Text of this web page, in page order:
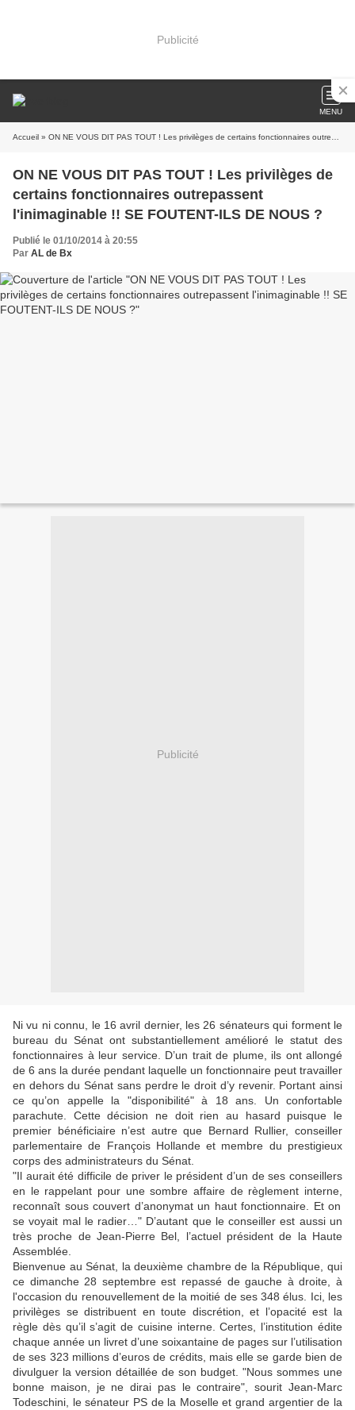
Publicité
MENU
Accueil » ON NE VOUS DIT PAS TOUT ! Les privilèges de certains fonctionnaires outrepassent l'inimaginable !! SE FOUTENT-ILS DE NOUS ?
ON NE VOUS DIT PAS TOUT ! Les privilèges de
certains fonctionnaires outrepassent
l'inimaginable !! SE FOUTENT-ILS DE NOUS ?
Publié le 01/10/2014 à 20:55
Par AL de Bx
Publicité
Ni vu ni connu, le 16 avril dernier, les 26 sénateurs qui forment le
bureau du Sénat ont substantiellement amélioré le statut des
fonctionnaires à leur service. D’un trait de plume, ils ont allongé
de 6 ans la durée pendant laquelle un fonctionnaire peut travailler
en dehors du Sénat sans perdre le droit d’y revenir. Portant ainsi
ce qu’on appelle la "disponibilité" à 18 ans. Un confortable
parachute. Cette décision ne doit rien au hasard puisque le
premier bénéficiaire n’est autre que Bernard Rullier, conseiller
parlementaire de François Hollande et membre du prestigieux
corps des administrateurs du Sénat.
"Il aurait été difficile de priver le président d’un de ses conseillers
en le rappelant pour une sombre affaire de règlement interne,
reconnaît sous couvert d’anonymat un haut fonctionnaire. Et on
se voyait mal le radier…" D’autant que le conseiller est aussi un
très proche de Jean-Pierre Bel, l’actuel président de la Haute
Assemblée.
Bienvenue au Sénat, la deuxième chambre de la République, qui
ce dimanche 28 septembre est repassé de gauche à droite, à
l'occasion du renouvellement de la moitié de ses 348 élus. Ici, les
privilèges se distribuent en toute discrétion, et l’opacité est la
règle dès qu’il s’agit de cuisine interne. Certes, l’institution édite
chaque année un livret d’une soixantaine de pages sur l’utilisation
de ses 323 millions d’euros de crédits, mais elle se garde bien de
divulguer la version détaillée de son budget. "Nous sommes une
bonne maison, je ne dirai pas le contraire" , sourit Jean-Marc
Todeschini, le sénateur PS de la Moselle et grand argentier de la